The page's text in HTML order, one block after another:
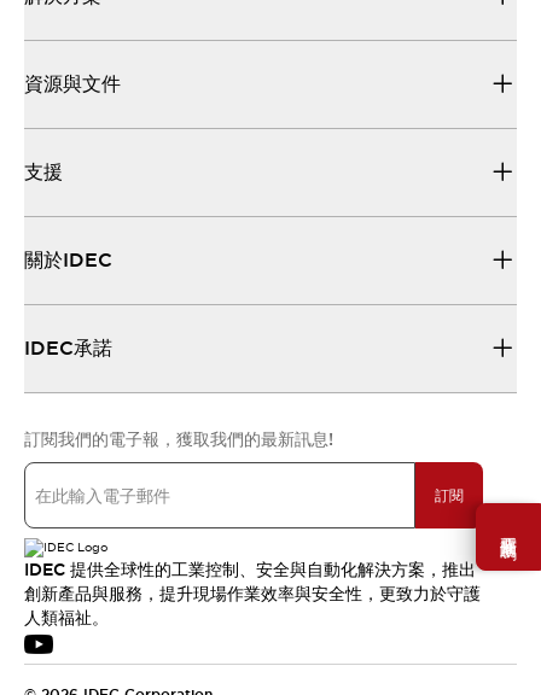
需要幫助嗎？
資源與文件
支援
關於IDEC
IDEC承諾
訂閱我們的電子報，獲取我們的最新訊息!
訂閱
IDEC 提供全球性的工業控制、安全與自動化解決方案，推出
創新產品與服務，提升現場作業效率與安全性，更致力於守護
人類福祉。